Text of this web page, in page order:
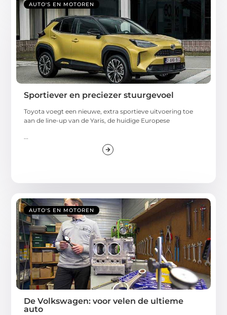
AUTO'S EN MOTOREN
Sportiever en preciezer stuurgevoel
Toyota voegt een nieuwe, extra sportieve uitvoering toe
aan de line-up van de Yaris, de huidige Europese
...
AUTO'S EN MOTOREN
De Volkswagen: voor velen de ultieme
auto